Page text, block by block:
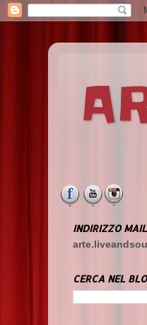
INDIRIZZO MAIL
CERCA NEL